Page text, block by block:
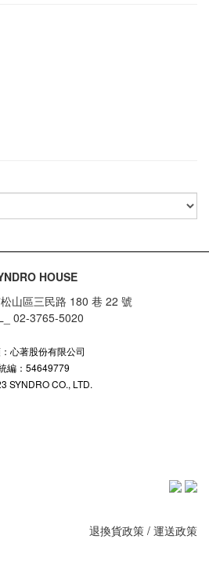
HOUSE
山區三民路 180 巷 22 號
02-3765-5020
心著股份有限公司
編：54649779
SYNDRO CO., LTD.
退換貨政策 / 運送政策